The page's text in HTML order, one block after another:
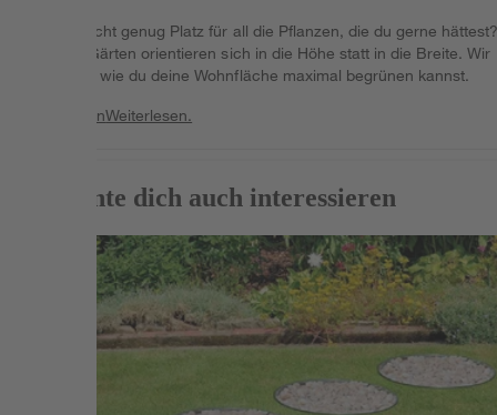
Du hast nicht genug Platz für all die Pflanzen, die du gerne
Vertikale Gärten orientieren sich in die Höhe statt in die Breite. Wir
zeigen dir, wie du deine Wohnfläche maximal begrünen kannst.
WeiterlesenWeiterlesen.
Das könnte dich auch interessieren